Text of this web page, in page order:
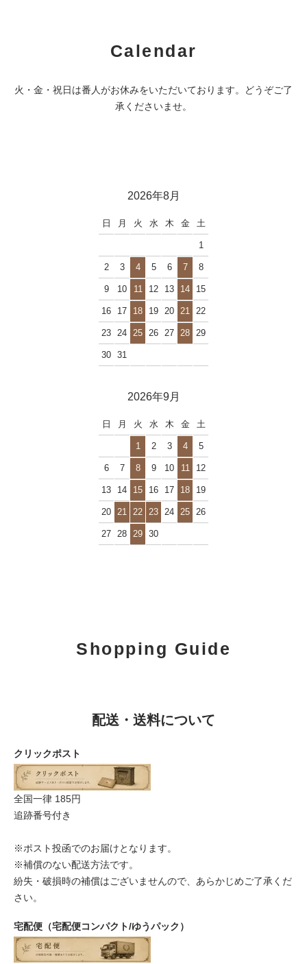
Calendar
火・金・祝日は番人がお休みをいただいております。どうぞご了
承くださいませ。
2026年8月
日 月 火 水 木 金 土
1
2 3 4 5 6 7 8
9 10 11 12 13 14 15
16 17 18 19 20 21 22
23 24 25 26 27 28 29
30 31
2026年9月
日 月 火 水 木 金 土
1 2 3 4 5
6 7 8 9 10 11 12
13 14 15 16 17 18 19
20 21 22 23 24 25 26
27 28 29 30
Shopping Guide
配送・送料について
クリックポスト
全国一律 185円
追跡番号付き
※ポスト投函でのお届けとなります。
※補償のない配送方法です。
紛失・破損時の補償はございませんので、あらかじめご了承くだ
さい。
宅配便（宅配便コンパクト/ゆうパック）